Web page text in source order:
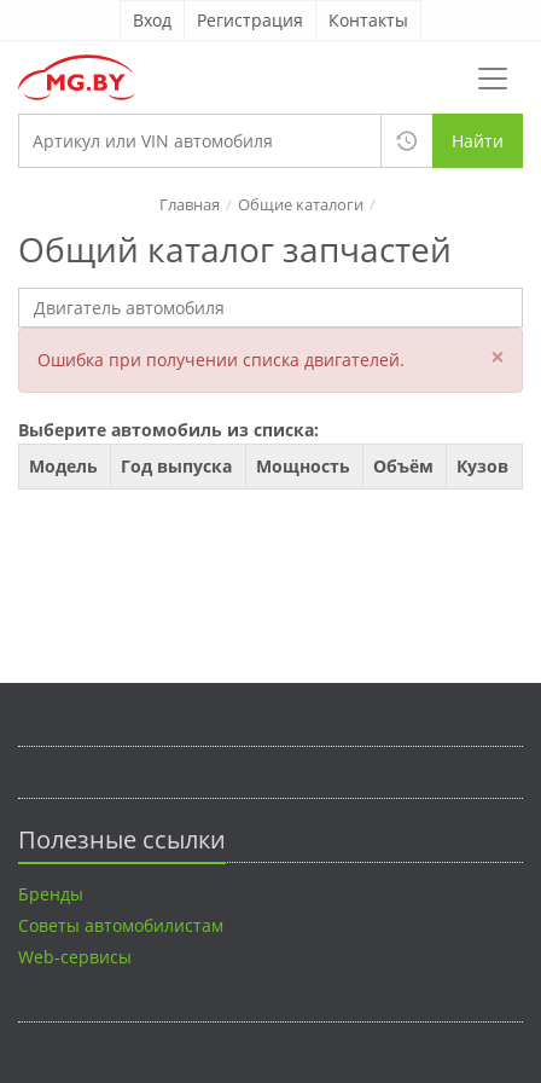
Вход Регистрация Контакты
Найти
Общий каталог запчастей
Главная Общие каталоги
Ошибка при получении списка двигателей. ×
Выберите автомобиль из списка:
Модель
Год выпуска Мощность Объём Кузов
Полезные ссылки
Бренды
Советы автомобилистам
Web-сервисы